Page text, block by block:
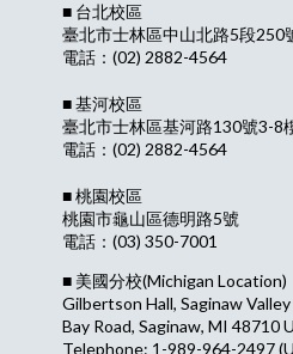
■ 台北校區
臺北市士林區中山北路5段250
電話：(02) 2882-4564
■ 基河校區
臺北市士林區基河路130號3-8
電話：(02) 2882-4564
■ 桃園校區
桃園市龜山區德明路5號
電話：(03) 350-7001
■ 美國分校(Michigan Location)
Gilbertson Hall, Saginaw
Bay Road, Saginaw, MI 48710
Telephone: 1-989-964-2497